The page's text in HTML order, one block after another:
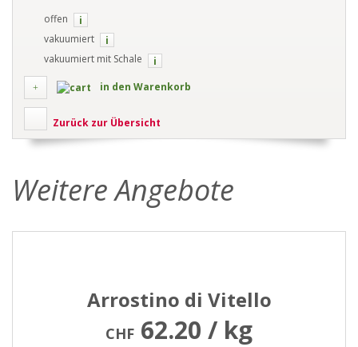
offen
i
vakuumiert
i
vakuumiert mit Schale
i
in den Warenkorb
Zurück zur Übersicht
Weitere Angebote
Arrostino di Vitello
CHF 62.20 / kg